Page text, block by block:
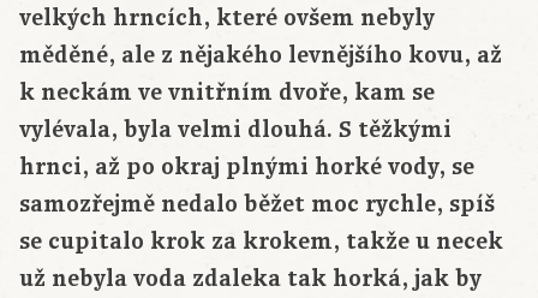
velkých hrncích, které ovšem nebyly
měděné, ale z nějakého levnějšího kovu, až
k neckám ve vnitřním dvoře, kam se
vylévala, byla velmi dlouhá. S těžkými
hrnci, až po okraj plnými horké vody, se
samozřejmě nedalo běžet moc rychle, spíš
se cupitalo krok za krokem, takže u necek
už nebyla voda zdaleka tak horká, jak by